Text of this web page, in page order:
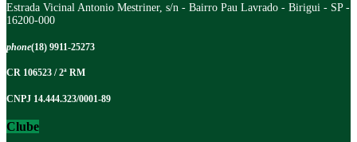
Estrada Vicinal Antonio Mestriner, s/n - Bairro Pau Lavrado - Birigui - SP -
16200-000
phone(18) 9911-25273
CR 106523 / 2ª RM
CNPJ 14.444.323/0001-89
Clube